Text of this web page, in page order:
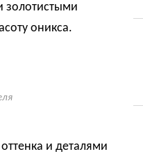
оникса.
и деталями